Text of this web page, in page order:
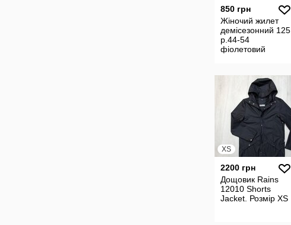
850 грн
Жіночий жилет
демісезонний 125
р.44-54
фіолетовий
XS
2200 грн
Дощовик Rains
12010 Shorts
Jacket. Розмір XS